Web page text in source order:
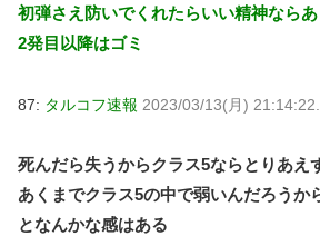
初弾さえ防いでくれたらいい精神ならあ
2発目以降はゴミ
87: タルコフ速報 2023/03/13(月)
死んだら失うからクラス5ならとりあえ
あくまでクラス5の中で弱いんだろうか
となんかな感はある